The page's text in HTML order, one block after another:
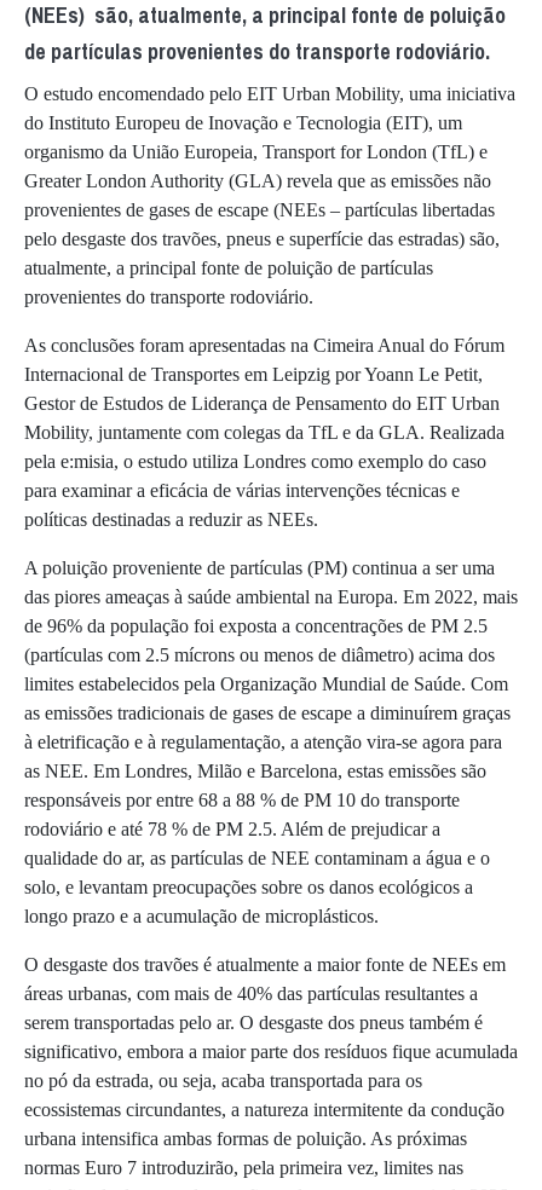
(NEEs) são, atualmente, a principal fonte de poluição
de partículas provenientes do transporte rodoviário.
O estudo encomendado pelo EIT Urban Mobility, uma iniciativa
do Instituto Europeu de Inovação e Tecnologia (EIT), um
organismo da União Europeia, Transport for London (TfL) e
Greater London Authority (GLA) revela que as emissões não
provenientes de gases de escape (NEEs – partículas libertadas
pelo desgaste dos travões, pneus e superfície das estradas) são,
atualmente, a principal fonte de poluição de partículas
provenientes do transporte rodoviário.
As conclusões foram apresentadas na Cimeira Anual do Fórum
Internacional de Transportes em Leipzig por Yoann Le Petit,
Gestor de Estudos de Liderança de Pensamento do EIT Urban
Mobility, juntamente com colegas da TfL e da GLA. Realizada
pela e:misia, o estudo utiliza Londres como exemplo do caso
para examinar a eficácia de várias intervenções técnicas e
políticas destinadas a reduzir as NEEs.
A poluição proveniente de partículas (PM) continua a ser uma
das piores ameaças à saúde ambiental na Europa. Em 2022, mais
de 96% da população foi exposta a concentrações de PM 2.5
(partículas com 2.5 mícrons ou menos de diâmetro) acima dos
limites estabelecidos pela Organização Mundial de Saúde. Com
as emissões tradicionais de gases de escape a diminuírem graças
à eletrificação e à regulamentação, a atenção vira-se agora para
as NEE. Em Londres, Milão e Barcelona, estas emissões são
responsáveis por entre 68 a 88 % de PM 10 do transporte
rodoviário e até 78 % de PM 2.5. Além de prejudicar a
qualidade do ar, as partículas de NEE contaminam a água e o
solo, e levantam preocupações sobre os danos ecológicos a
longo prazo e a acumulação de microplásticos.
O desgaste dos travões é atualmente a maior fonte de NEEs em
áreas urbanas, com mais de 40% das partículas resultantes a
serem transportadas pelo ar. O desgaste dos pneus também é
significativo, embora a maior parte dos resíduos fique acumulada
no pó da estrada, ou seja, acaba transportada para os
ecossistemas circundantes, a natureza intermitente da condução
urbana intensifica ambas formas de poluição. As próximas
normas Euro 7 introduzirão, pela primeira vez, limites nas